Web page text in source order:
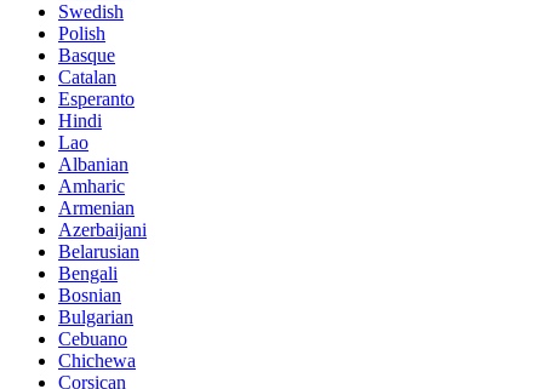
Swedish
Polish
Basque
Catalan
Esperanto
Hindi
Lao
Albanian
Amharic
Armenian
Azerbaijani
Belarusian
Bengali
Bosnian
Bulgarian
Cebuano
Chichewa
Corsican